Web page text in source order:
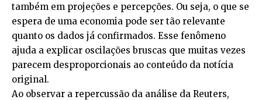
também em projeções e percepções. Ou seja, o que se
espera de uma economia pode ser tão relevante
quanto os dados já confirmados. Esse fenômeno
ajuda a explicar oscilações bruscas que muitas vezes
parecem desproporcionais ao conteúdo da notícia
original.
Ao observar a repercussão da análise da Reuters,